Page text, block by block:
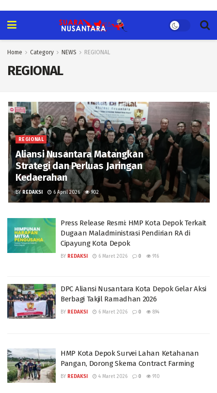
Home Category NEWS REGIONAL
REGIONAL
REGIONAL
Aliansi Nusantara Matangkan
Strategi dan Perluas Jaringan
Kedaerahan
BY REDAKSI 6 April 2026 902
Press Release Resmi: HMP Kota Depok Terkait
Dugaan Maladministrasi Pendirian RA di
Cipayung Kota Depok
BY REDAKSI 6 Maret 2026 0 916
DPC Aliansi Nusantara Kota Depok Gelar Aksi
Berbagi Takjil Ramadhan 2026
BY REDAKSI 6 Maret 2026 0 894
HMP Kota Depok Survei Lahan Ketahanan
Pangan, Dorong Skema Contract Farming
BY REDAKSI 4 Maret 2026 0 910